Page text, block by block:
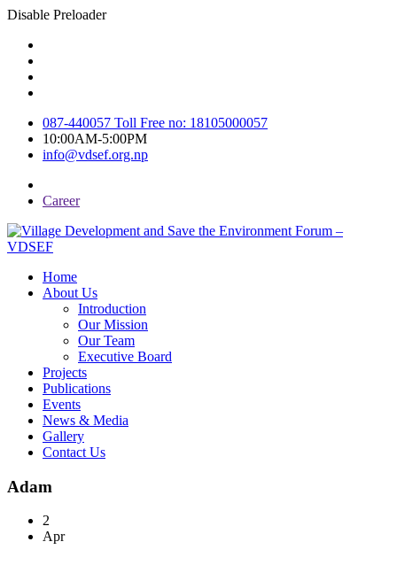
Disable Preloader
087-440057 Toll Free no: 18105000057
10:00AM-5:00PM
info@vdsef.org.np
Career
Home
About Us
Introduction
Our Mission
Our Team
Executive Board
Projects
Publications
Events
News & Media
Gallery
Contact Us
Adam
2
Apr